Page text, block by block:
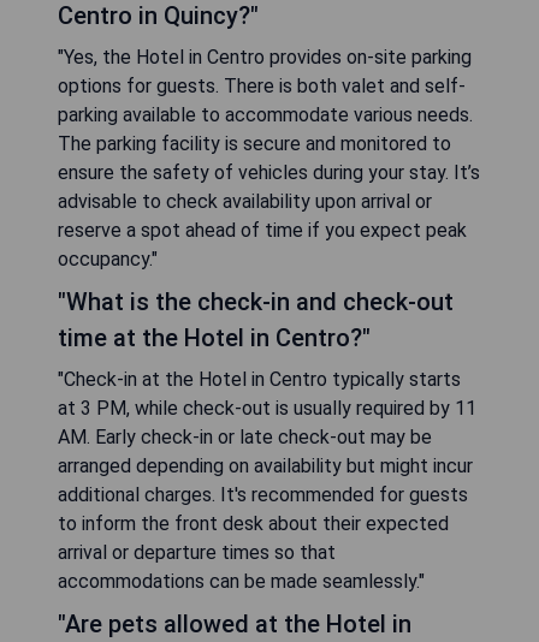
Centro in Quincy?"
"Yes, the Hotel in Centro provides on-site parking
options for guests. There is both valet and self-
parking available to accommodate various needs.
The parking facility is secure and monitored to
ensure the safety of vehicles during your stay. It’s
advisable to check availability upon arrival or
reserve a spot ahead of time if you expect peak
occupancy."
"What is the check-in and check-out
time at the Hotel in Centro?"
"Check-in at the Hotel in Centro typically starts
at 3 PM, while check-out is usually required by 11
AM. Early check-in or late check-out may be
arranged depending on availability but might incur
additional charges. It's recommended for guests
to inform the front desk about their expected
arrival or departure times so that
accommodations can be made seamlessly."
"Are pets allowed at the Hotel in